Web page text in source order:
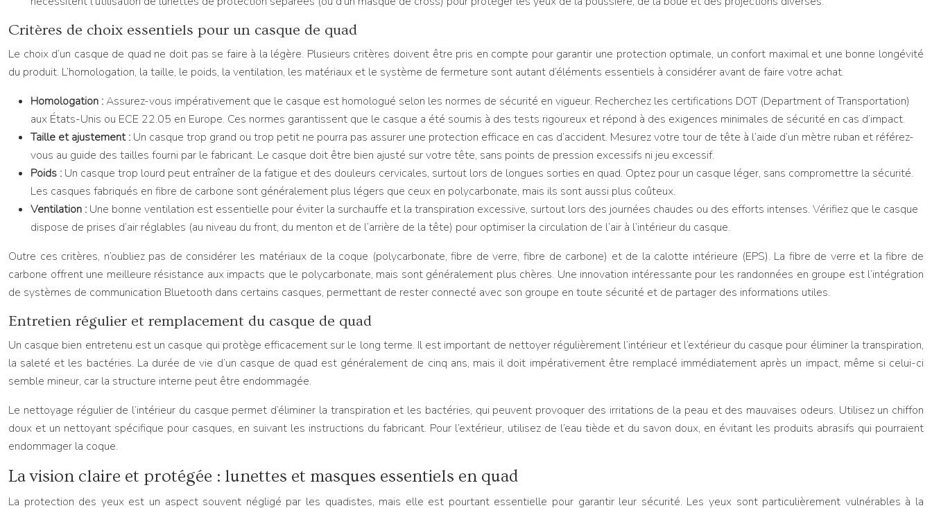
Critères de choix essentiels pour un casque de quad
Le choix d’un casque de quad ne doit pas se faire à la légère. Plusieurs critères doivent être pris en compte pour garantir une protection optimale, un confort maximal et une bonne longévité
du produit. L’homologation, la taille, le poids, la ventilation, les matériaux et le système de fermeture sont autant d’éléments essentiels à considérer avant de faire votre achat.
Homologation :Assurez-vous impérativement que le casque est homologué selon les normes de sécurité en vigueur. Recherchez les certifications DOT (Department of Transportation)
aux États-Unis ou ECE 22.05 en Europe. Ces normes garantissent que le casque a été soumis à des tests rigoureux et répond à des exigences minimales de sécurité en cas d’impact.
Taille et ajustement : Un casque trop grand ou trop petit ne pourra pas assurer une protection efficace en cas d’accident. Mesurez votre tour de tête à l’aide d’un mètre ruban et référez-
vous au guide des tailles fourni par le fabricant. Le casque doit être bien ajusté sur votre tête, sans points de pression excessifs ni jeu excessif.
Poids : Un casque trop lourd peut entraîner de la fatigue et des douleurs cervicales, surtout lors de longues sorties en quad. Optez pour un casque léger, sans compromettre la sécurité.
Les casques fabriqués en fibre de carbone sont généralement plus légers que ceux en polycarbonate, mais ils sont aussi plus coûteux.
Ventilation : Une bonne ventilation est essentielle pour éviter la surchauffe et la transpiration excessive, surtout lors des journées chaudes ou des efforts intenses. Vérifiez que le casque
dispose de prises d’air réglables (au niveau du front, du menton et de l’arrière de la tête) pour optimiser la circulation de l’air à l’intérieur du casque.
Outre ces critères, n’oubliez pas de considérer les matériaux de la coque (polycarbonate, fibre de verre, fibre de carbone) et de la calotte intérieure (EPS). La fibre de verre et la fibre de
carbone offrent une meilleure résistance aux impacts que le polycarbonate, mais sont généralement plus chères. Une innovation intéressante pour les randonnées en groupe est l’intégration
de systèmes de communication Bluetooth dans certains casques, permettant de rester connecté avec son groupe en toute sécurité et de partager des informations utiles.
Entretien régulier et remplacement du casque de quad
Un casque bien entretenu est un casque qui protège efficacement sur le long terme. Il est important de nettoyer régulièrement l’intérieur et l’extérieur du casque pour éliminer la transpiration,
la saleté et les bactéries. La durée de vie d’un casque de quad est généralement de cinq ans, mais il doit impérativement être remplacé immédiatement après un impact, même si celui-ci
semble mineur, car la structure interne peut être endommagée.
Le nettoyage régulier de l’intérieur du casque permet d’éliminer la transpiration et les bactéries, qui peuvent provoquer des irritations de la peau et des mauvaises odeurs. Utilisez un chiffon
doux et un nettoyant spécifique pour casques, en suivant les instructions du fabricant. Pour l’extérieur, utilisez de l’eau tiède et du savon doux, en évitant les produits abrasifs qui pourraient
endommager la coque.
La vision claire et protégée : lunettes et masques essentiels en quad
La protection des yeux est un aspect souvent négligé par les quadistes, mais elle est pourtant essentielle pour garantir leur sécurité. Les yeux sont particulièrement vulnérables à la